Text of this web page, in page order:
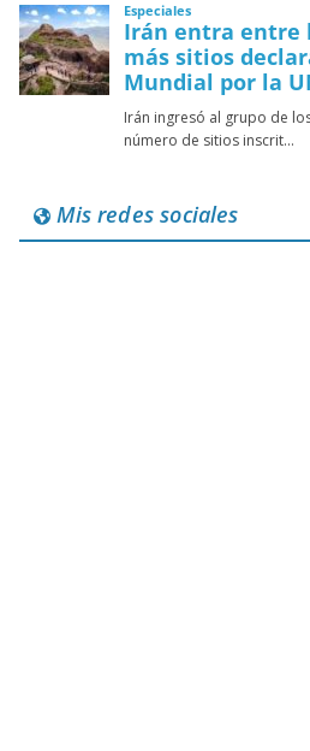
Mis redes sociales